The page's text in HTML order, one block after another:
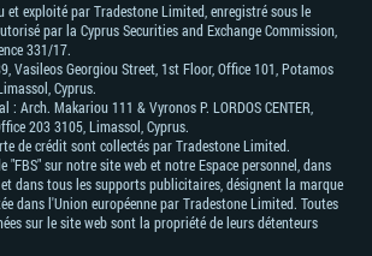
et exploité par Tradestone Limited, enregistré sous le
par la Cyprus Securities and Exchange Commission,
331/17.
Vasileos Georgiou Street, 1st Floor, Office 101, Potamos
Cyprus.
: Arch. Makariou 111 & Vyronos Р. LORDOS CENTER,
203 3105, Limassol, Cyprus.
de crédit sont collectés par Tradestone Limited.
"FBS" sur notre site web et notre Espace personnel, dans
dans tous les supports publicitaires, désignent la marque
dans l'Union européenne par Tradestone Limited. Toutes
sur le site web sont la propriété de leurs détenteurs